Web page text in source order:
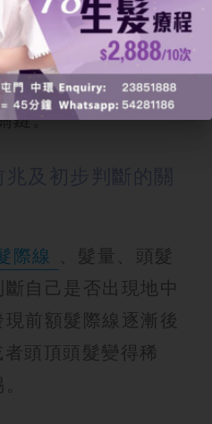
的跡象至關重要，
。了解 地中海禿頭
鍵。
及初步判斷的關
際線 、髮量、頭髮
自己是否出現地中
前額髮際線逐漸後
頭頂頭髮變得稀